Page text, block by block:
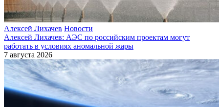
Алексей Лихачев Новости
Алексей Лихачев: АЭС по российским проектам могут
работать в условиях аномальной жары
7 августа 2026